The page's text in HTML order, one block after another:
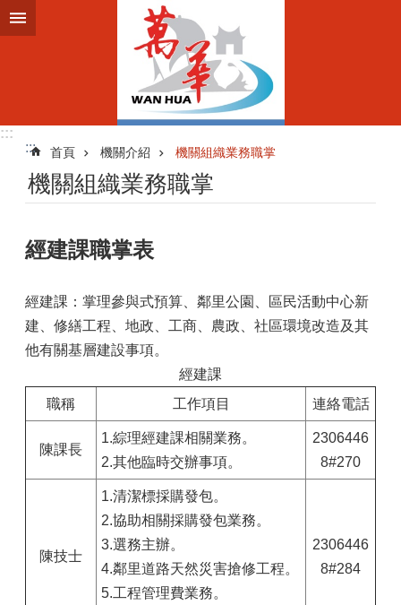
跳到主要內容區塊
:::
:::
首頁 機關介紹 機關組織業務職掌
機關組織業務職掌
經建課職掌表
經建課：掌理參與式預算、鄰里公園、區民活動中心新
建、修繕工程、地政、工商、農政、社區環境改造及其
他有關基層建設事項。
職稱 工作項目 連絡電話
經建課
陳課長
1.綜理經建課相關業務。
2.其他臨時交辦事項。
2306446
8#270
陳技士
1.清潔標採購發包。
2.協助相關採購發包業務。
3.選務主辦。
4.鄰里道路天然災害搶修工程。
5.工程管理費業務。
2306446
8#284